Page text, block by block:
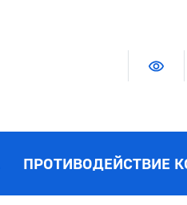
ПРОТИВОДЕЙСТВИЕ